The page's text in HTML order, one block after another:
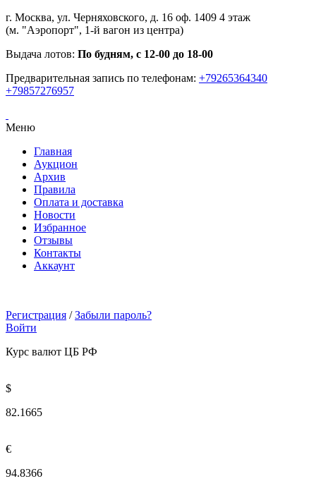
г. Москва, ул. Черняховского, д. 16 оф. 1409 4 этаж
(м. "Аэропорт", 1-й вагон из центра)
Выдача лотов: По будням, с 12-00 до 18-00
Предварительная запись по телефонам: +79265364340
+79857276957
Меню
Главная
Аукцион
Архив
Правила
Оплата и доставка
Новости
Избранное
Отзывы
Контакты
Аккаунт
Регистрация / Забыли пароль?
Войти
Курс валют ЦБ РФ
$
82.1665
€
94.8366